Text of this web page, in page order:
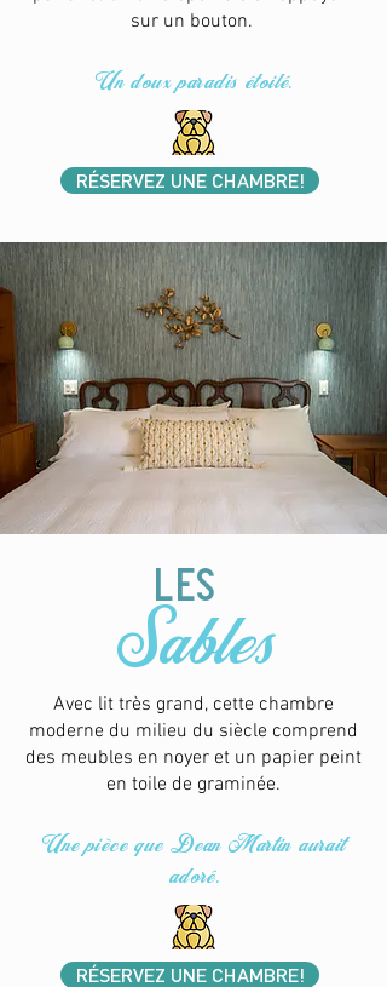
sur un bouton.
Un doux paradis étoilé.
RÉSERVEZ UNE CHAMBRE!
les
Sables
Avec lit très grand, cette chambre
moderne du milieu du siècle comprend
des meubles en noyer et un papier peint
en toile de graminée.
Une pièce que Dean Martin aurait
adoré.
RÉSERVEZ UNE CHAMBRE!